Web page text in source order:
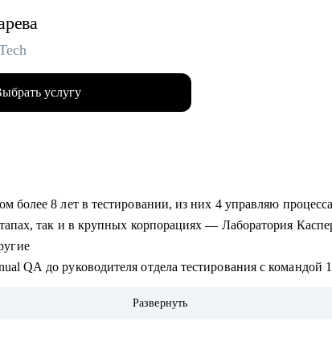
услугу
более 8 лет в тестировании, из них 4 управляю
так и в крупных корпорациях — Лаборатория
QA до руководителя отдела тестирования с командой
Развернуть